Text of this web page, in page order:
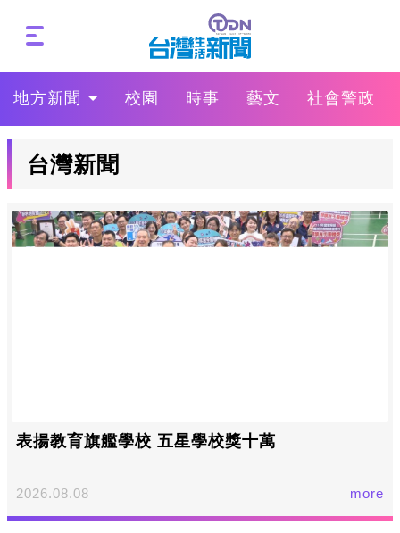
地方新聞 校園 時事 藝文 社會警政
台灣新聞
表揚教育旗艦學校 五星學校獎十萬
2026.08.08 more